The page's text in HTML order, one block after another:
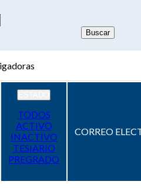
TODOS
ACTIVO
INACTIVO
TESIARIO
PREGRADO
CORREO